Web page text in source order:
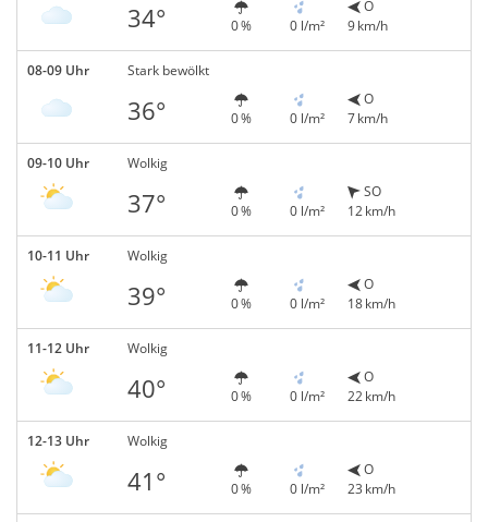
34° 0 % 0 l/m²
O
9 km/h
08-09 Uhr Stark bewölkt
36° 0 % 0 l/m²
O
7 km/h
09-10 Uhr Wolkig
37° 0 % 0 l/m²
SO
12 km/h
10-11 Uhr Wolkig
39° 0 % 0 l/m²
O
18 km/h
11-12 Uhr Wolkig
40° 0 % 0 l/m²
O
22 km/h
12-13 Uhr Wolkig
41° 0 % 0 l/m²
O
23 km/h